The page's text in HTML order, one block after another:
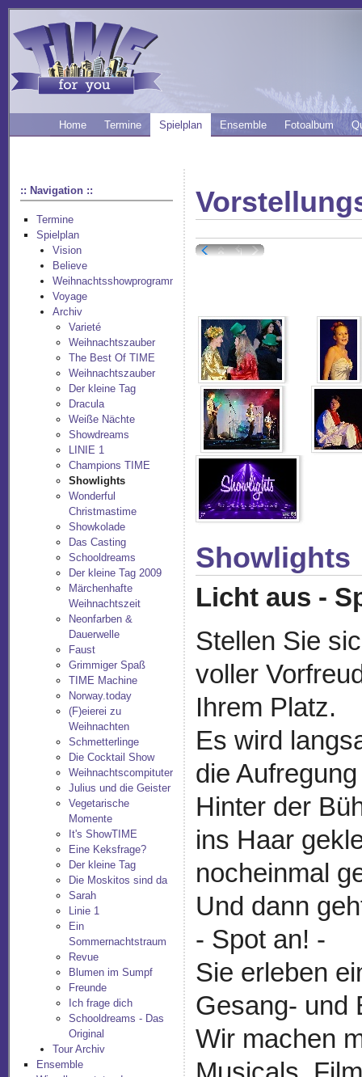
Home Termine Spielplan Ensemble Fotoalbum
:: Navigation ::
Termine
Spielplan
Vision
Believe
Weihnachtsshowprogramm
Voyage
Archiv
Varieté
Weihnachtszauber
The Best Of TIME
Weihnachtszauber
Der kleine Tag
Dracula
Weiße Nächte
Showdreams
LINIE 1
Champions TIME
Showlights
Wonderful
Christmastime
Showkolade
Das Casting
Schooldreams
Der kleine Tag 2009
Märchenhafte
Weihnachtszeit
Neonfarben &
Dauerwelle
Faust
Grimmiger Spaß
TIME Machine
Norway.today
(F)eierei zu
Weihnachten
Schmetterlinge
Die Cocktail Show
Weihnachtscompituter
Julius und die Geister
Vegetarische
Momente
It's ShowTIME
Eine Keksfrage?
Der kleine Tag
Die Moskitos sind da
Sarah
Linie 1
Ein
Sommernachtstraum
Revue
Blumen im Sumpf
Freunde
Ich frage dich
Schooldreams - Das
Original
Tour Archiv
Ensemble
Showlights
Licht aus -
Stellen Sie
voller
Ihrem Platz.
Es wird
die
Hinter der
ins Haar
nocheinmal
Und dann
- Spot an! -
Sie erleben
Gesang- und
Wir machen